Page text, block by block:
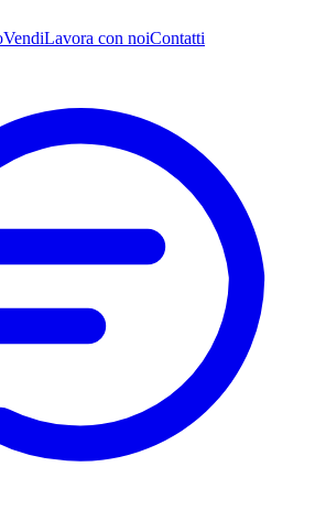
VendiLavora con noiContatti